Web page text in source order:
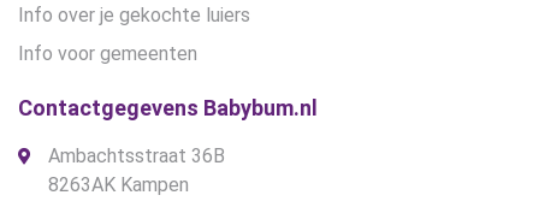
Info over je gekochte luiers
Info voor gemeenten
Contactgegevens Babybum.nl
Ambachtsstraat 36B
8263AK Kampen